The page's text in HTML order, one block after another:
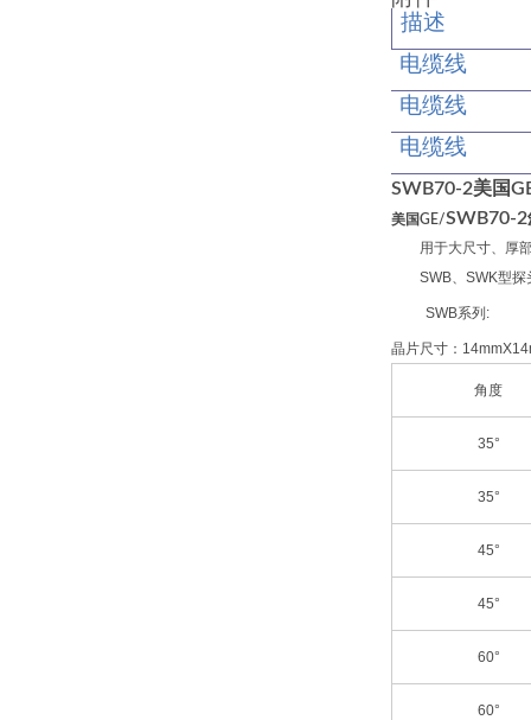
描述
电缆线
电缆线
电缆线
SWB70-2美国
美国GE/SWB70-
用于大尺寸、厚
SWB、SWK型
SWB系列:
晶片尺寸：
角度
35°
35°
45°
45°
60°
60°